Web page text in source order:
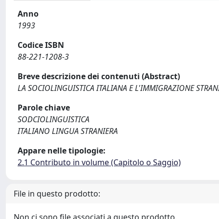
Anno
1993
Codice ISBN
88-221-1208-3
Breve descrizione dei contenuti (Abstract)
LA SOCIOLINGUISTICA ITALIANA E L'IMMIGRAZIONE
Parole chiave
SODCIOLINGUISTICA
ITALIANO LINGUA STRANIERA
Appare nelle tipologie:
2.1 Contributo in volume (Capitolo o Saggio)
File in questo prodotto: